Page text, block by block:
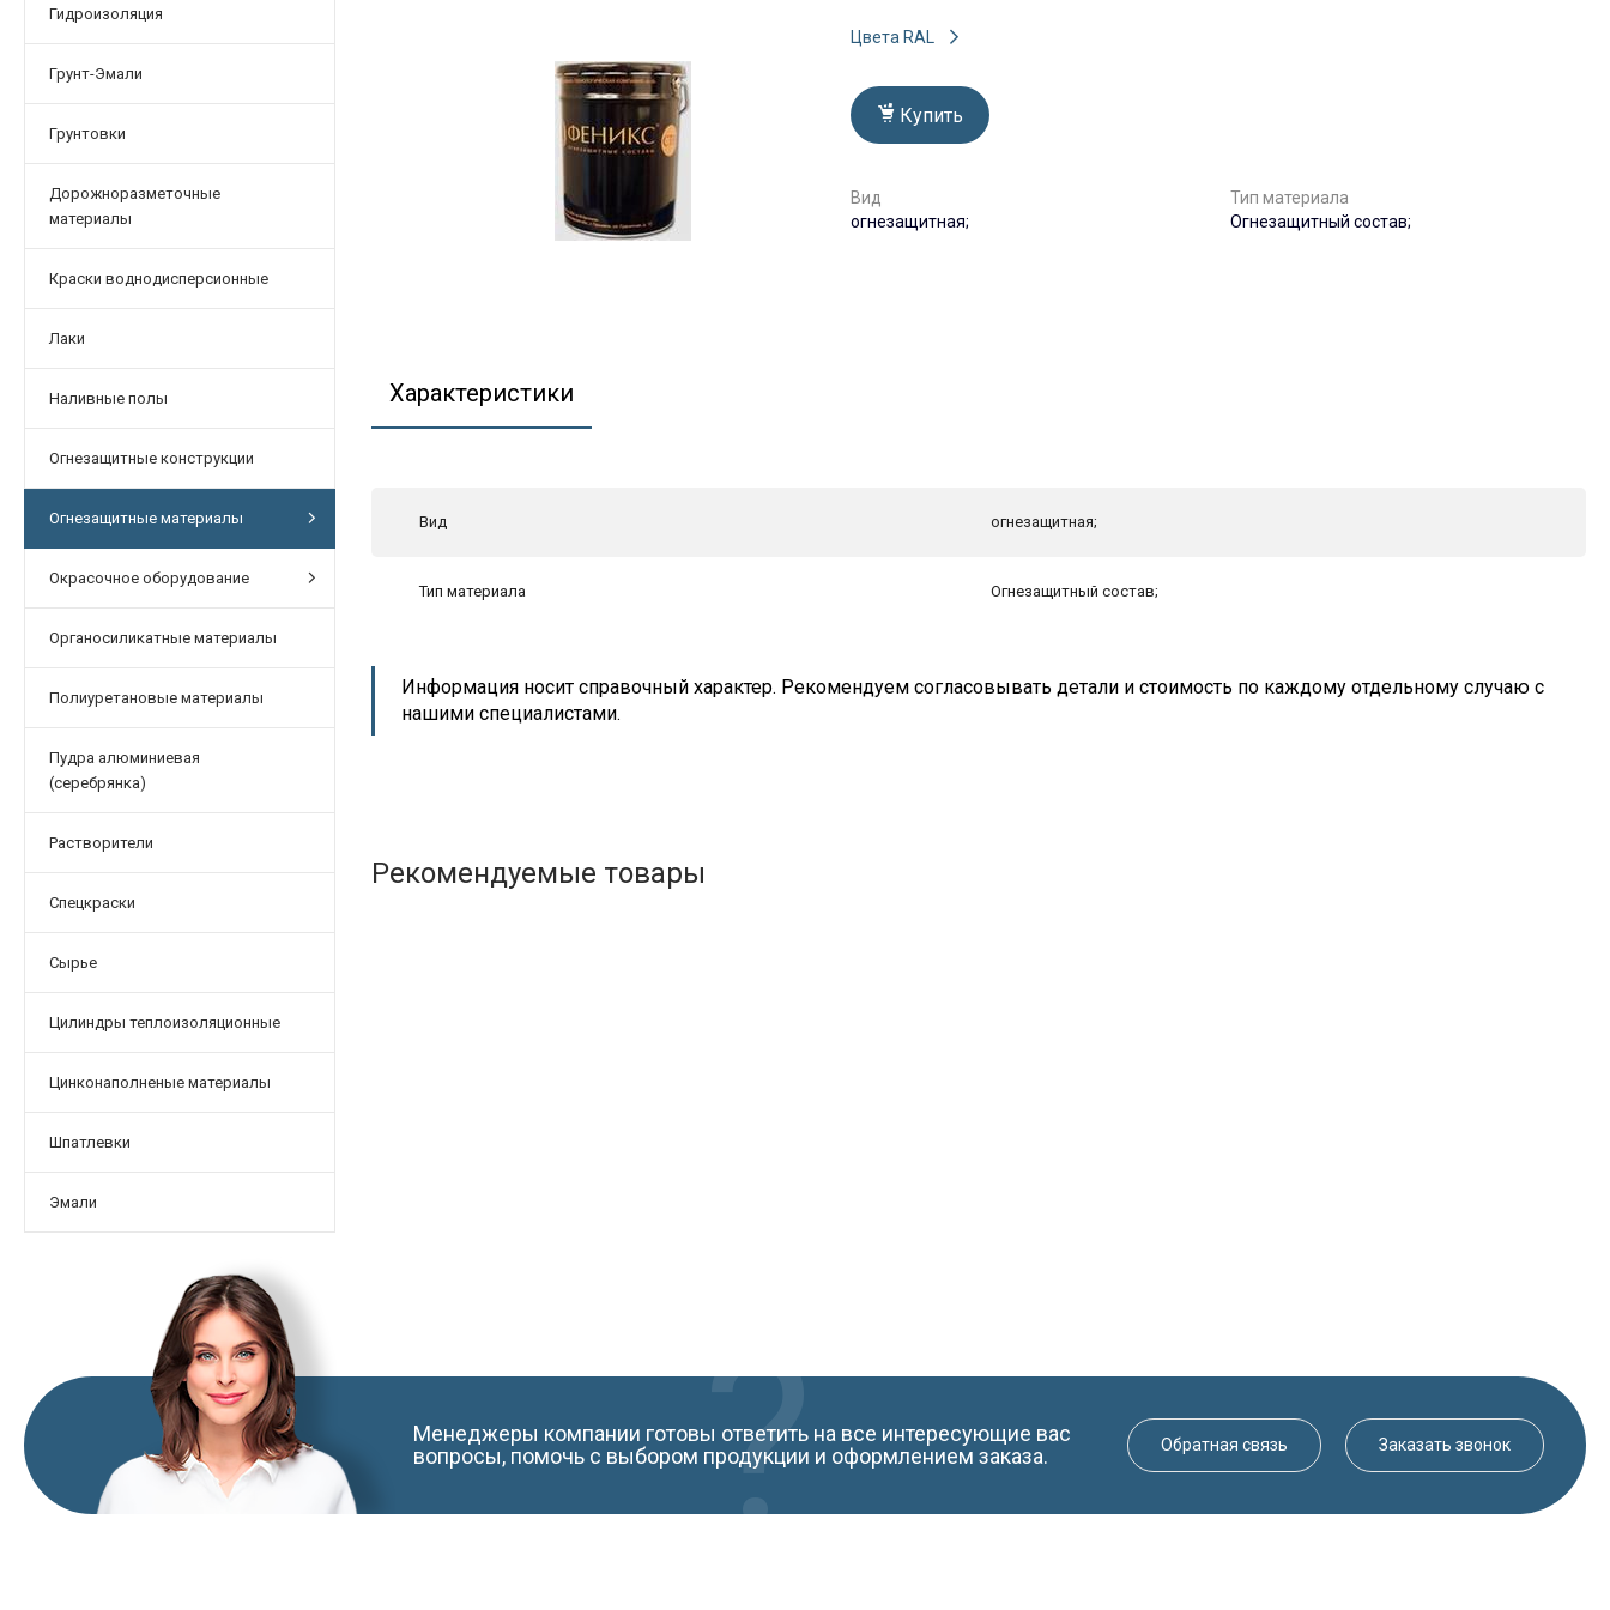
Гидроизоляция
Грунт-Эмали
Грунтовки
Дорожноразметочные
материалы
Краски воднодисперсионные
Лаки
Наливные полы
Огнезащитные конструкции
Огнезащитные материалы
Окрасочное оборудование
Органосиликатные материалы
Полиуретановые материалы
Пудра алюминиевая
(серебрянка)
Растворители
Спецкраски
Сырье
Цилиндры теплоизоляционные
Цинконаполненые материалы
Шпатлевки
Эмали
Цвета RAL
Купить
Вид
огнезащитная;
Тип материала
Огнезащитный состав;
Характеристики
Вид огнезащитная;
Тип материала Огнезащитный состав;
Информация носит справочный характер. Рекомендуем согласовывать детали и стоимость по каждому отдельному случаю с
нашими специалистами.
Рекомендуемые товары
Менеджеры компании готовы ответить на все интересующие вас
вопросы, помочь с выбором продукции и оформлением заказа.
Обратная связь Заказать звонок